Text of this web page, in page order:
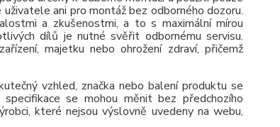
ani pro montáž bez odborného dozoru.
a zkušenostmi, a to s maximální mírou
dílů je nutné svěřit odbornému servisu.
majetku nebo ohrožení zdraví, přičemž
vzhled, značka nebo balení produktu se
se mohou měnit bez předchozího
které nejsou výslovně uvedeny na webu,